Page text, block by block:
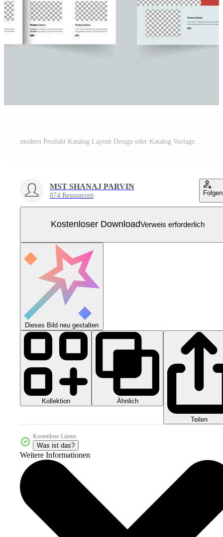
MST SHANAJ PARVIN
874 Ressourcen Folgen
Kostenloser DownloadVerweis erforderlich
Dieses Bild neu gestalten
Kollektion Ähnlich
Teilen
Kostenlose Lizenz
Was ist das?
Weitere Informationen